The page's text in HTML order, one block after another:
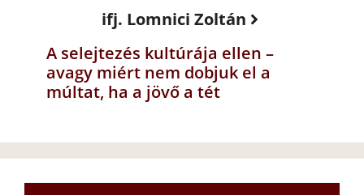
ifj. Lomnici Zoltán
A selejtezés kultúrája ellen –
avagy miért nem dobjuk el a
múltat, ha a jövő a tét